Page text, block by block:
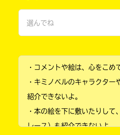
ひみつ
選んでね
小学2年
小学4年
・コメントや絵は、心をこめ
・キミノベルのキャラクター
紹介できないよ。
・本の絵を下に敷いたりして
レース）も紹介できないよ。